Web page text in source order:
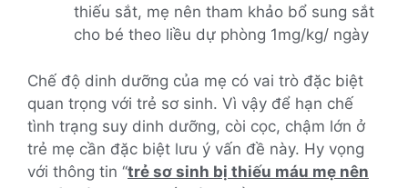
thiếu sắt, mẹ nên tham khảo bổ sung sắt
cho bé theo liều dự phòng 1mg/kg/ ngày
Chế độ dinh dưỡng của mẹ có vai trò đặc biệt
quan trọng với trẻ sơ sinh. Vì vậy để hạn chế
tình trạng suy dinh dưỡng, còi cọc, chậm lớn ở
trẻ mẹ cần đặc biệt lưu ý vấn đề này. Hy vọng
với thông tin ‘‘trẻ sơ sinh bị thiếu máu mẹ nên